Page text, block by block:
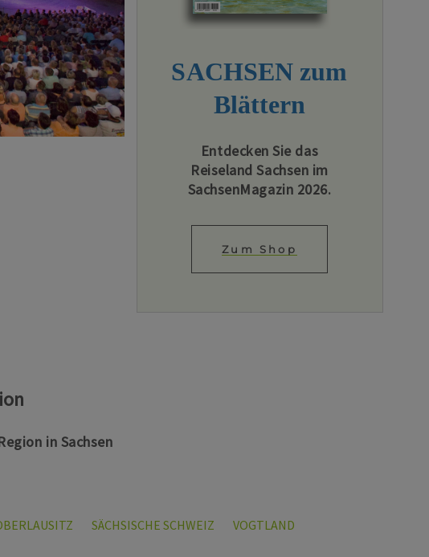
SACHSEN zum
Blättern
Entdecken Sie das
Reiseland Sachsen im
SachsenMagazin 2026.
Zum Shop
in Sachsen
SÄCHSISCHE SCHWEIZ VOGTLAND